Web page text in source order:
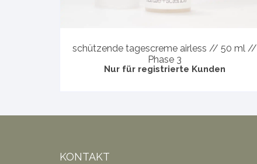
schützende tagescreme airless // 50 ml //
Phase 3
Nur für registrierte Kunden
KONTAKT